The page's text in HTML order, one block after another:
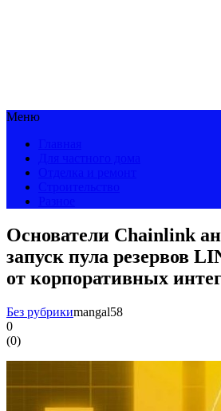
Меню
Основатели Chainlink
запуск пула резервов
от корпоративных
Без рубрикиmangal58
0
(0)